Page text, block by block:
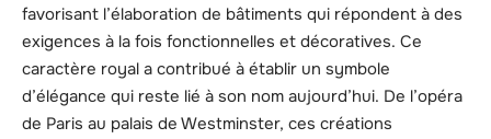
favorisant l’élaboration de bâtiments qui répondent à des
exigences à la fois fonctionnelles et décoratives. Ce
caractère royal a contribué à établir un symbole
d’élégance qui reste lié à son nom aujourd’hui. De l’opéra
de Paris au palais de Westminster, ces créations